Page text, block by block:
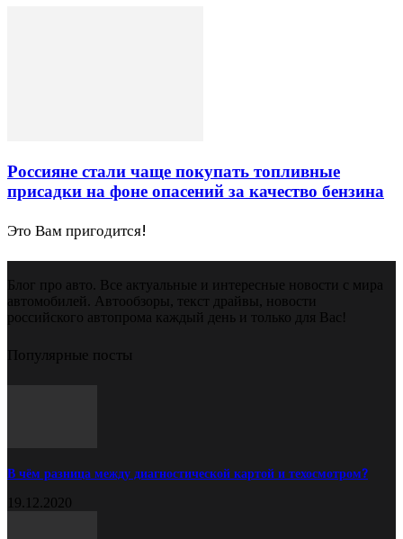
Россияне стали чаще покупать топливные
присадки на фоне опасений за качество бензина
Это Вам пригодится!
Блог про авто. Все актуальные и интересные новости с мира
автомобилей. Автообзоры, текст драйвы, новости
российского автопрома каждый день и только для Вас!
Популярные посты
В чём разница между диагностической картой и техосмотром?
19.12.2020